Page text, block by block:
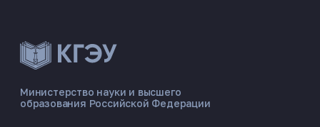
ЭНЕРГОКОД — ПОМОЩНИК КГЭУ
📋 Приёмная комиссия
Министерство науки и высшего
образования Российской Федерации